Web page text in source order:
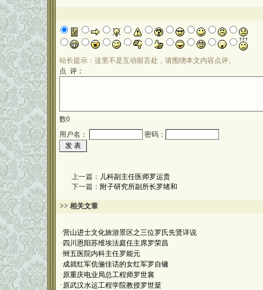
站长提示：这里不是互动留言处，请围绕本文内容点评。
点 评：
数0
用户名：
密码：
上一篇： 儿科副主任医师罗运贵
下一篇： 附子研究所副所长罗绪和
>> 相关文章
·营山进士文化旅游景区之三位罗氏先贤详说
· 四川恩阳苏维埃法庭任主席罗荣昌
·卌五医院内科主任罗能元
·成就红军伉俪佳话的女红军罗自镛
·原重庆电业局总工程师罗世襄
·原武汉水运工程学院教授罗世棻